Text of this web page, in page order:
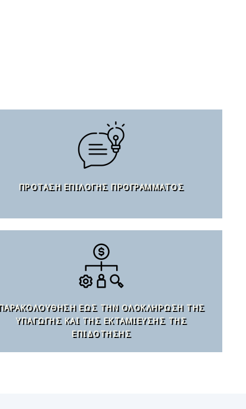
ΠΡΌΤΑΣΗ ΕΠΙΛΟΓΉΣ ΠΡΟΓΡΆΜΜΑΤΟΣ
ΈΩΣ ΤΗΝ ΟΛΟΚΛΉΡΩΣΗ ΤΗΣ
ΥΠΑΓΩΓΉΣ ΚΑΙ ΤΗΣ ΕΚΤΑΜΊΕΥΣΗΣ ΤΗΣ
ΕΠΙΔΌΤΗΣΗΣ